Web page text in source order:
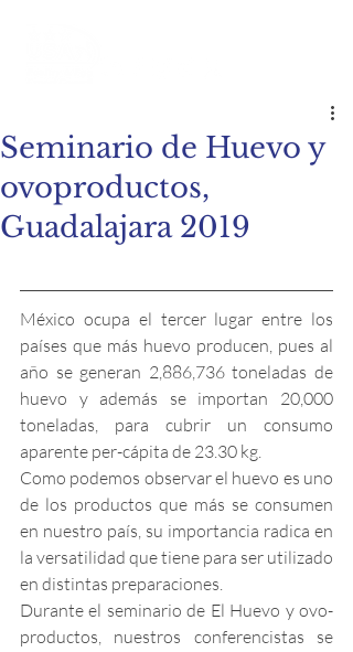
Seminario de Huevo y
ovoproductos,
Guadalajara 2019
México ocupa el tercer lugar entre los
países que más huevo producen, pues al
año se generan 2,886,736 toneladas de
huevo y además se importan 20,000
toneladas, para cubrir un consumo
aparente per-cápita de 23.30 kg.
Como podemos observar el huevo es uno
de los productos que más se consumen
en nuestro país, su importancia radica en
la versatilidad que tiene para ser utilizado
en distintas preparaciones.
Durante el seminario de El Huevo y ovo-
productos, nuestros conferencistas se